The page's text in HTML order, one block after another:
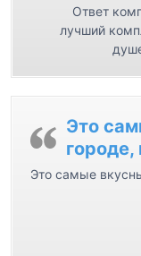
с
я
Ответ
лучший
Это
городе,
Это самые